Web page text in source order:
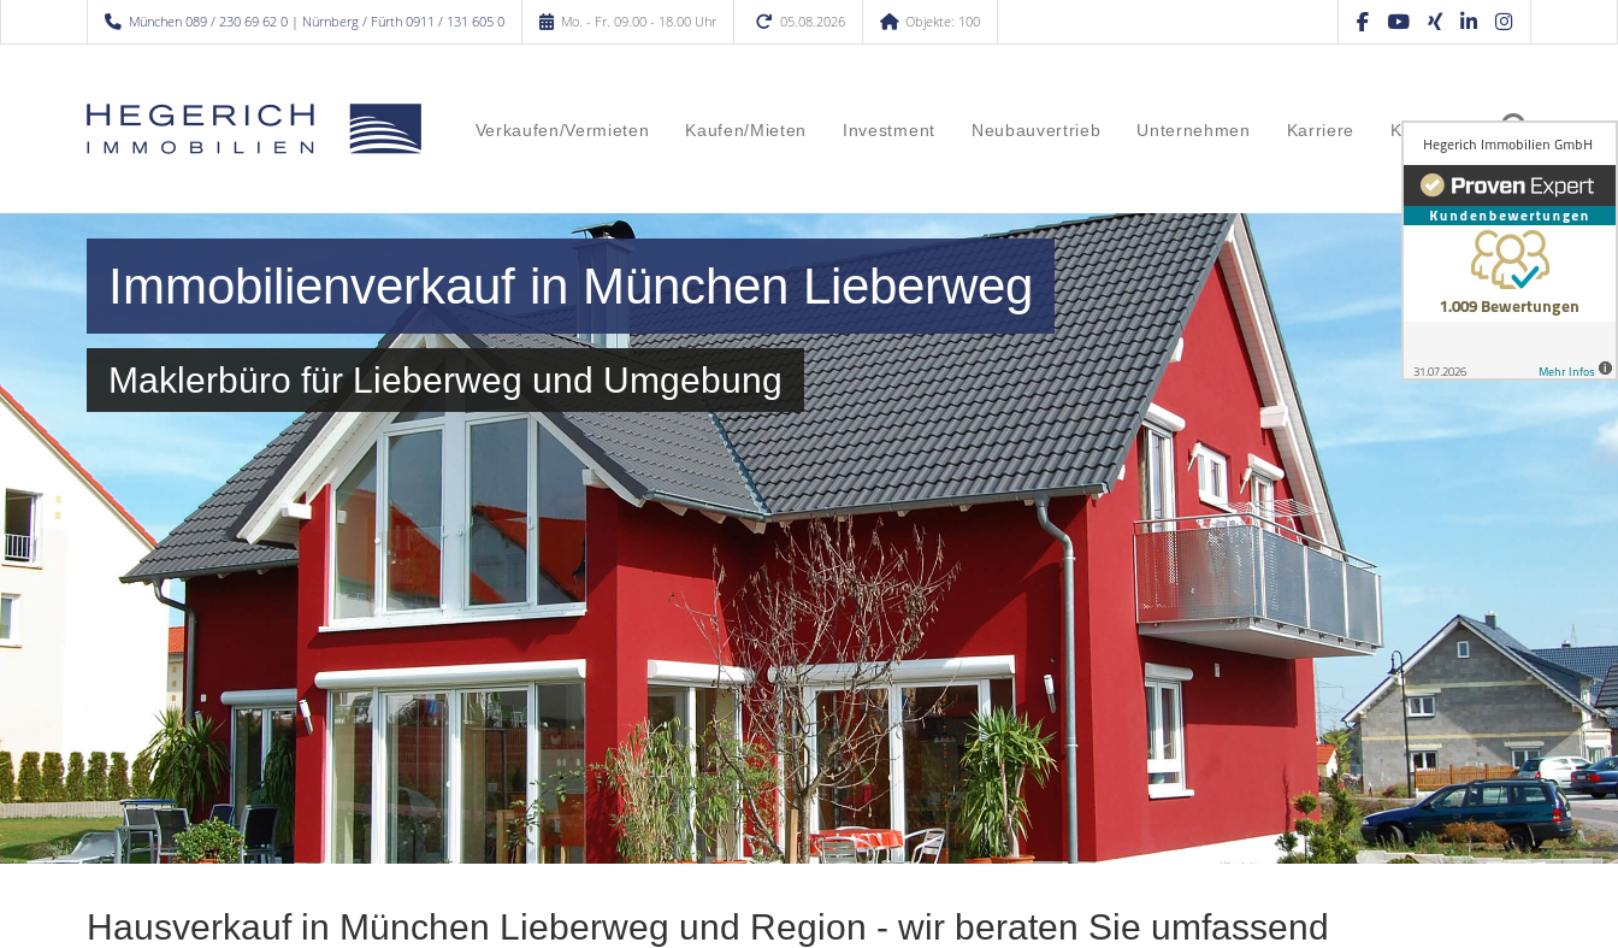
München 089 / 230 69 62 0 | Nürnberg / Fürth 0911 / 131 605 0 Mo. - Fr. 09.00 - 18.00 Uhr 05.08.2026 Objekte: 100
Verkaufen/Vermieten Kaufen/Mieten Investment Neubauvertrieb Unternehmen Karriere Kontakt
Immobilienverkauf in München Lieberweg
Maklerbüro für Lieberweg und Umgebung
Hausverkauf in München Lieberweg und Region - wir beraten Sie umfassend